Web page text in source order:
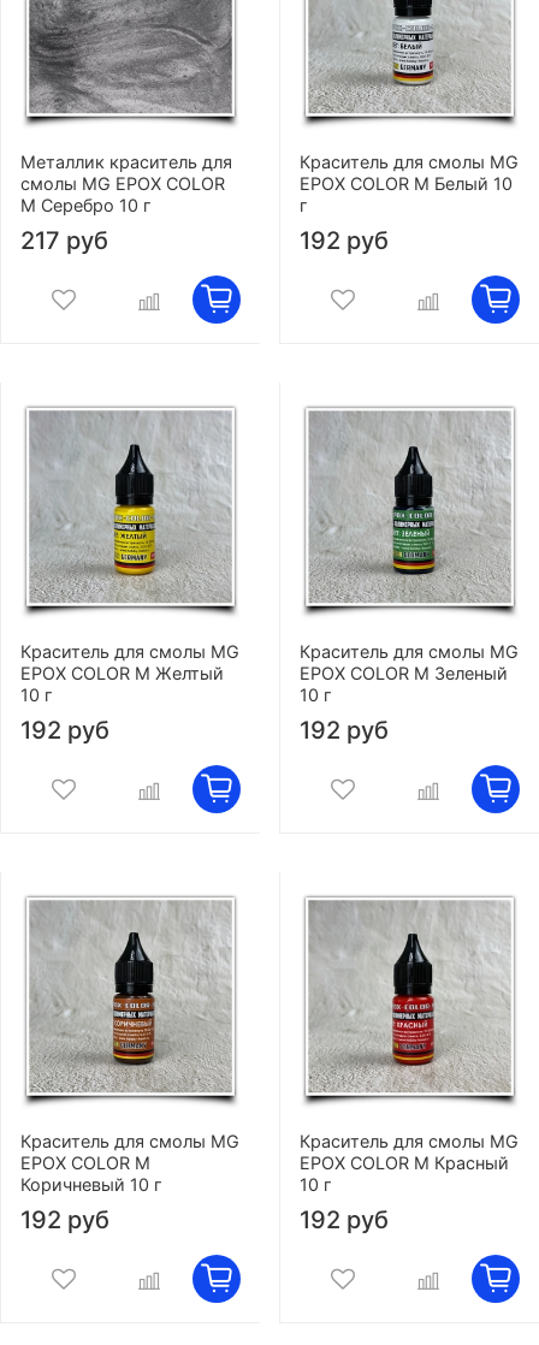
Металлик краситель для
смолы MG EPOX COLOR
M Серебро 10 г
217 руб
Краситель для смолы MG
EPOX COLOR M Белый 10
г
192 руб
Краситель для смолы MG
EPOX COLOR M Желтый
10 г
192 руб
Краситель для смолы MG
EPOX COLOR M Зеленый
10 г
192 руб
Краситель для смолы MG
EPOX COLOR M
Коричневый 10 г
192 руб
Краситель для смолы MG
EPOX COLOR M Красный
10 г
192 руб